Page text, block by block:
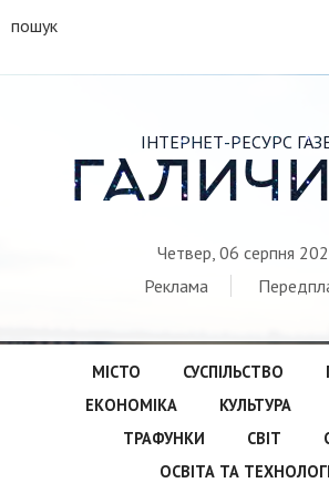
пошук
ІНТЕРНЕТ-РЕСУРС
Четвер, 06 серпня
Реклама
МІСТО СУСПІЛЬСТВО
ЕКОНОМІКА
КУЛЬТУРА
ТРАФУНКИ
СВІТ
ОСВІТА ТА